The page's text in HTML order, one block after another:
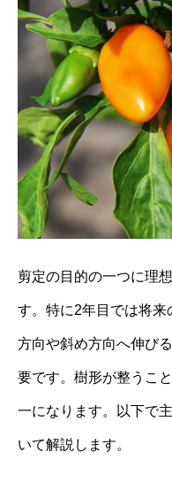
剪定の目的の一つに理
す。特に2年目では将
方向や斜め方向へ伸び
要です。樹形が整うこ
一になります。以下で
いて解説します。